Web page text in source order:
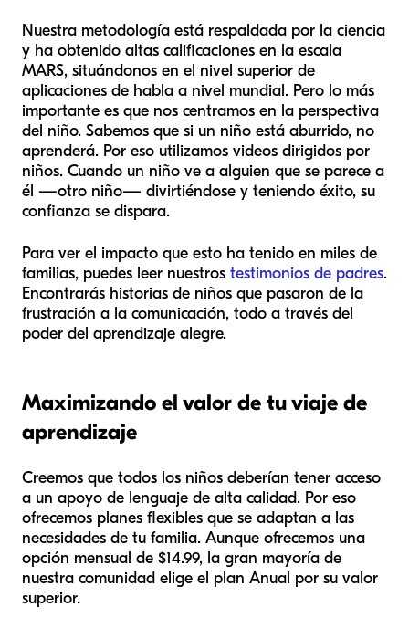
Nuestra metodología está respaldada por la ciencia
y ha obtenido altas calificaciones en la escala
MARS, situándonos en el nivel superior de
aplicaciones de habla a nivel mundial. Pero lo más
importante es que nos centramos en la perspectiva
del niño. Sabemos que si un niño está aburrido, no
aprenderá. Por eso utilizamos videos dirigidos por
niños. Cuando un niño ve a alguien que se parece a
él —otro niño— divirtiéndose y teniendo éxito, su
confianza se dispara.
Para ver el impacto que esto ha tenido en miles de
familias, puedes leer nuestros testimonios de padres.
Encontrarás historias de niños que pasaron de la
frustración a la comunicación, todo a través del
poder del aprendizaje alegre.
Maximizando el valor de tu viaje de
aprendizaje
Creemos que todos los niños deberían tener acceso
a un apoyo de lenguaje de alta calidad. Por eso
ofrecemos planes flexibles que se adaptan a las
necesidades de tu familia. Aunque ofrecemos una
opción mensual de $14.99, la gran mayoría de
nuestra comunidad elige el plan Anual por su valor
superior.